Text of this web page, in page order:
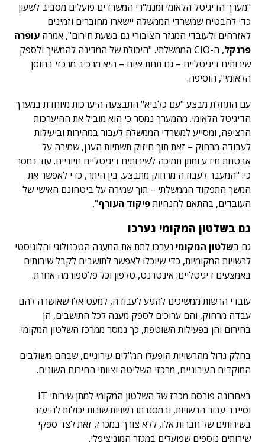
"מערך הדיגיטל הלאומי ומנמ"רי המשרדים פועלים מסביב לשעון
כדי להבטיח שמשרדי הממשלה יישארו מחוברים וזמינים
לאזרחים ולעובדי המגזר הציבורי גם בשעת חירום", אמרה עופרה
פרנקל
, ה-CIO הממשלתי. "היכולת של המדינה להמשיך ולספק
שירותים דיגיטליים – גם תחת איום – היא מרכיב מרכזי בחוסן
הלאומי", הוסיפה.
עם התחלת מבצע "עם כלביא" התבצעה היערכות מיוחדת במערך
הדיגיטל הלאומי. מהמערך נמסר כי הוא מוביל את ההיערכות
הרציפה, ומסייע למשרדי הממשלה לעבור במהירות וביעילות
לעבודה מרחוק – זאת תוך חיזוק תשתיות הענן, שמירה על
אבטחת מידע ומתן תמיכה לשירותים דיגיטליים חיוניים. עוד נמסר
כי: "המעבר לעבודה מרחוק מתבצע, בין היתר, כדי לאפשר את
המשך התפקוד הממשלתי – תוך שמירה על ביטחונם האישי של
העובדים, בהתאם להנחיותפיקוד העורף".
גם בשלטון המקומי נערכו
גם בשלטון המקומי נערכו לתת את המענה הטכנולוגי והלוגיסטי
לרשויות המקומיות, כדי שיוכלו לאפשר לתושבים לקבל שירותים
באמצעים דיגיטליים: אינטרנט, טלפון וכל פלטפורמה אחרת.
עובדי הרשות ממשיכים להגיע לעבודה, למעט אלו שאושרה להם
עבדה מרחוק, והם ערוכים לספק מענה לכל התושבים, הן
בחירום והן בפעילות השוטפת, כך נמסר ממרכז השלטון המקומי.
בחלק גדול מהרשויות הופעלו חמ"לים עירוניים, שבהם משולבים
המוקדים העירוניים, מרכזי השליטה וצוותי החירום השונים.
באחרונה פורסם מכרז של השלטון המקומי למתן שירותי IT
וסייבר עבור הרשויות, ובמסגרתו רשויות שונות יכולות להיעזר
בשירותים של חברות אלו, ללא צורך במכרז, זאת לצד ספקי
שירותים נוספים שפועלים במגזר המוניציפלי.